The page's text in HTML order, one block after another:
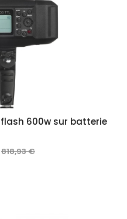
600w sur batterie
818,93 €